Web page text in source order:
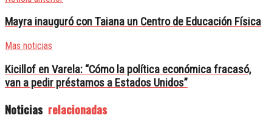
Mayra inauguró con Taiana un Centro de Educación Física
Mas noticias
Kicillof en Varela: “Cómo la política económica fracasó,
van a pedir préstamos a Estados Unidos”
Noticias relacionadas